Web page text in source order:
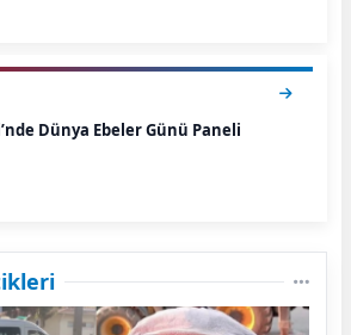
Dünya Ebeler Günü Paneli